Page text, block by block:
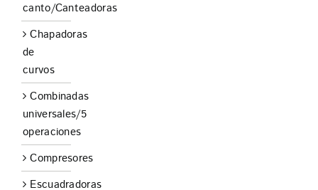
canto/Canteadoras
Chapadoras
de
curvos
Combinadas
universales/5
operaciones
Compresores
Escuadradoras